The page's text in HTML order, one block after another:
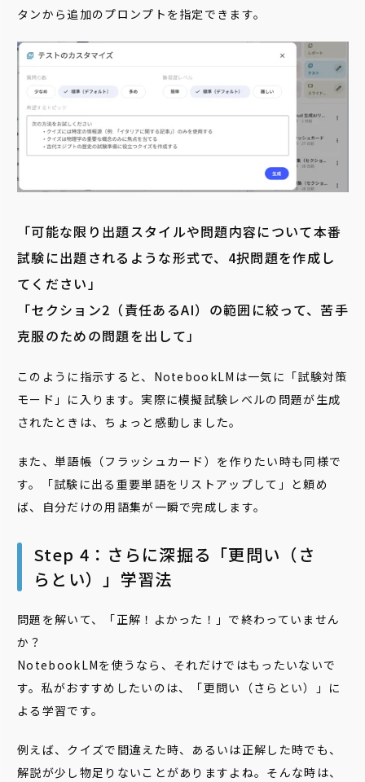
タンから追加のプロンプトを指定できます。
「可能な限り出題スタイルや問題内容について本番
試験に出題されるような形式で、4択問題を作成し
てください」
「セクション2（責任あるAI）の範囲に絞って、苦手
克服のための問題を出して」
このように指示すると、NotebookLMは一気に「試験対策
モード」に入ります。実際に模擬試験レベルの問題が生成
されたときは、ちょっと感動しました。
また、単語帳（フラッシュカード）を作りたい時も同様で
す。「試験に出る重要単語をリストアップして」と頼め
ば、自分だけの用語集が一瞬で完成します。
Step 4：さらに深掘る「更問い（さ
らとい）」学習法
問題を解いて、「正解！よかった！」で終わっていません
か？
NotebookLMを使うなら、それだけではもったいないで
す。私がおすすめしたいのは、
「更問い（さらとい）」 に
よる学習です。
例えば、クイズで間違えた時、あるいは正解した時でも、
解説が少し物足りないことがありますよね。そんな時は、